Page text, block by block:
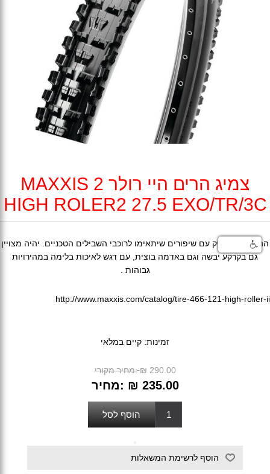
צמיג הרים היי רולר 2 MAXXIS
HIGH ROLER2 27.5 EXO/TR/3C
ההי רולר הוותיק עם שיפורים שיתאימו לרוכבי השבילים הטכניים. יהיה מצויין
גם בקרקע יבשה וגם באדמה בוצית, עם דגש לאיכות בלימה במהירויות
גבוהות .
http://www.maxxis.com/catalog/tire-466-121-high-roller-ii
זמינות: קיים במלאי
מחיר מקורי: ₪ 290.00
מחיר: ₪ 235.00